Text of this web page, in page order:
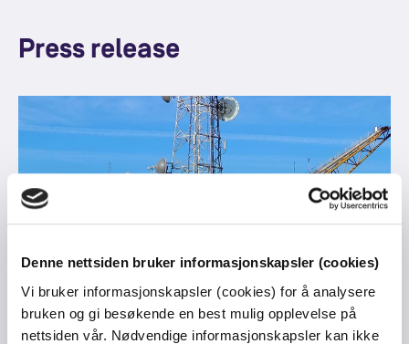
Denne nettsiden bruker informasjonskapsler (cookies)
Vi bruker informasjonskapsler (cookies) for å analysere
bruken og gi besøkende en best mulig opplevelse på
nettsiden vår. Nødvendige informasjonskapsler kan ikke
Press release
MARINE DIGITALIZATION -IOT WIND ENERGY OIL & GAS
-
CONNECTIVITY -4G LTE- CONNECTED WORKER-ASSET INTEGRITY-
PRIVATE NETWORKS